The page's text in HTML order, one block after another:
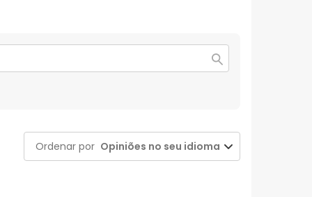
Ordenar por Opiniões no seu idioma